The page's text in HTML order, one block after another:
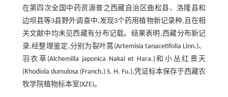
在第四次全国中药资源普之西藏自治区曲松县、洛隆县和
边坝县等3县野外调查中,发现3个药用植物新记录种,且在相
关文献中均未见西藏有分布记载。结果表明,西藏分布新记
录,经整理鉴定,分别为裂叶蒿(Artemisia tanacetifolia Linn.)、
羽衣草(Alchemilla japonica Nakai et Hara.)和小丛红景天
(Rhodiola dumulosa (Franch.) S. H. Fu.),凭证标本保存于西藏农
牧学院植物标本室(XZE)。